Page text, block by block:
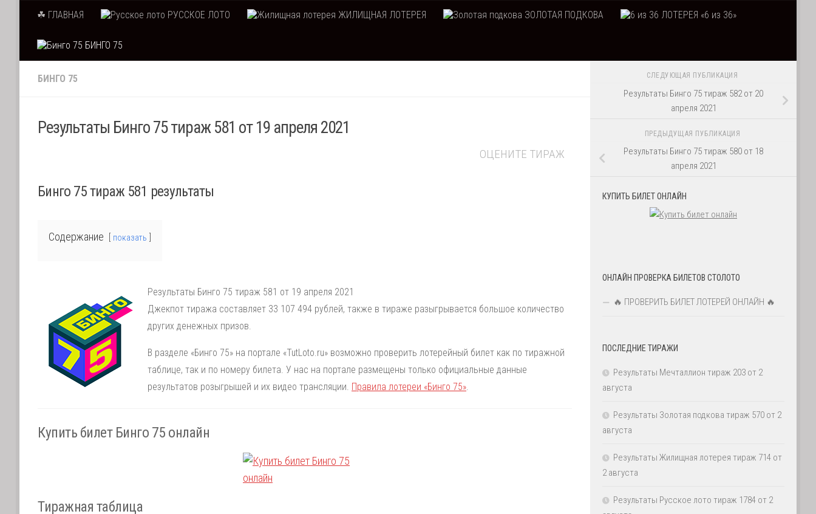
Skip to content
☘ ГЛАВНАЯ РУССКОЕ ЛОТО ЖИЛИЩНАЯ ЛОТЕРЕЯ ЗОЛОТАЯ ПОДКОВА ЛОТЕРЕЯ «6 из 36»
БИНГО 75
БИНГО 75
Результаты Бинго 75 тираж 581 от 19 апреля 2021
ОЦЕНИТЕ ТИРАЖ
Бинго 75 тираж 581 результаты
Содержание показать
Результаты Бинго 75 тираж 581 от 19 апреля 2021
Джекпот тиража составляет 33 107 494 рублей, также в тираже разыгрывается большое количество
других денежных призов.
В разделе «Бинго 75» на портале «TutLoto.ru» возможно проверить лотерейный билет как по тиражной
таблице, так и по номеру билета. У нас на портале размещены только официальные данные
результатов розыгрышей и их видео трансляции. Правила лотереи «Бинго 75»
Купить билет Бинго 75 онлайн
Тиражная таблица
СЛЕДУЮЩАЯ ПУБЛИКАЦИЯ
Результаты Бинго 75 тираж 582 от 20
апреля 2021
ПРЕДЫДУЩАЯ ПУБЛИКАЦИЯ
Результаты Бинго 75 тираж 580 от 18
апреля 2021
КУПИТЬ БИЛЕТ ОНЛАЙН
ОНЛАЙН ПРОВЕРКА БИЛЕТОВ СТОЛОТО
🔥 ПРОВЕРИТЬ БИЛЕТ ЛОТЕРЕЙ ОНЛАЙН 🔥
ПОСЛЕДНИЕ ТИРАЖИ
Результаты Мечталлион тираж 203 от 2
августа
Результаты Золотая подкова тираж 570 от 2
августа
Результаты Жилищная лотерея тираж 714 от
2 августа
Результаты Русское лото тираж 1784 от 2